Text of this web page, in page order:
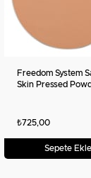
Freedom System
Skin Pressed
₺725,00
Sepete Ekle